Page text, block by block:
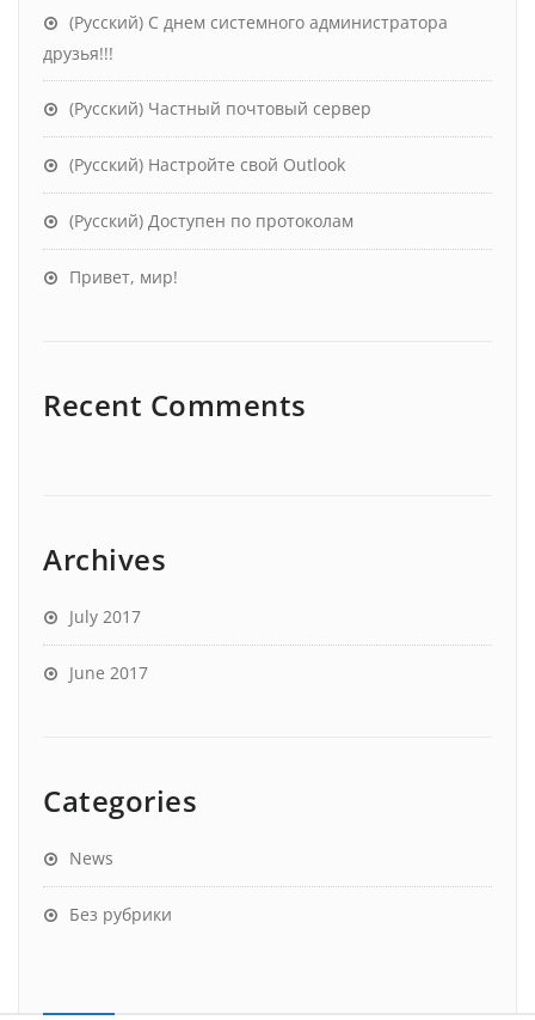
(Русский) С днем системного администратора
друзья!!!
(Русский) Частный почтовый сервер
(Русский) Настройте свой Outlook
(Русский) Доступен по протоколам
Привет, мир!
Recent Comments
Archives
July 2017
June 2017
Categories
News
Без рубрики